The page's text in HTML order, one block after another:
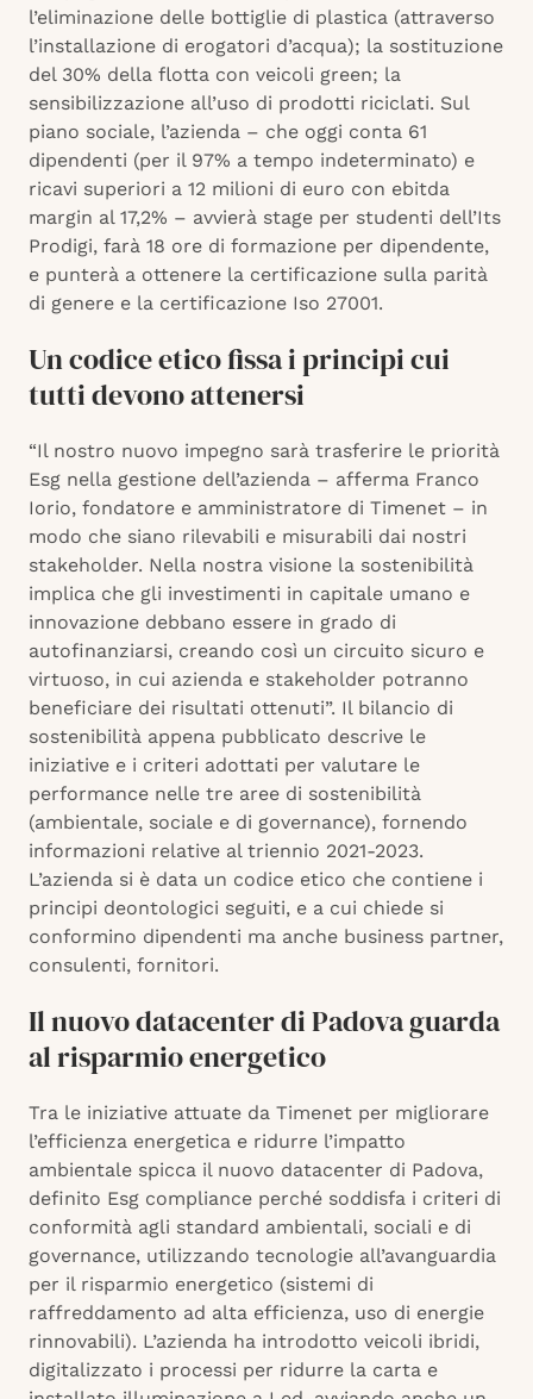
l’eliminazione delle bottiglie di plastica (attraverso
l’installazione di erogatori d’acqua); la sostituzione
del 30% della flotta con veicoli green; la
sensibilizzazione all’uso di prodotti riciclati. Sul
piano sociale, l’azienda – che oggi conta 61
dipendenti (per il 97% a tempo indeterminato) e
ricavi superiori a 12 milioni di euro con ebitda
margin al 17,2% – avvierà stage per studenti dell’Its
Prodigi, farà 18 ore di formazione per dipendente,
e punterà a ottenere la certificazione sulla parità
di genere e la certificazione Iso 27001.
Un codice etico fissa i principi cui
tutti devono attenersi
“Il nostro nuovo impegno sarà trasferire le priorità
Esg nella gestione dell’azienda – afferma Franco
Iorio, fondatore e amministratore di Timenet – in
modo che siano rilevabili e misurabili dai nostri
stakeholder. Nella nostra visione la sostenibilità
implica che gli investimenti in capitale umano e
innovazione debbano essere in grado di
autofinanziarsi, creando così un circuito sicuro e
virtuoso, in cui azienda e stakeholder potranno
beneficiare dei risultati ottenuti”. Il bilancio di
sostenibilità appena pubblicato descrive le
iniziative e i criteri adottati per valutare le
performance nelle tre aree di sostenibilità
(ambientale, sociale e di governance), fornendo
informazioni relative al triennio 2021-2023.
L’azienda si è data un codice etico che contiene i
principi deontologici seguiti, e a cui chiede si
conformino dipendenti ma anche business partner,
consulenti, fornitori.
Il nuovo datacenter di Padova guarda
al risparmio energetico
Tra le iniziative attuate da Timenet per migliorare
l’efficienza energetica e ridurre l’impatto
ambientale spicca il nuovo datacenter di Padova,
definito Esg compliance perché soddisfa i criteri di
conformità agli standard ambientali, sociali e di
governance, utilizzando tecnologie all’avanguardia
per il risparmio energetico (sistemi di
raffreddamento ad alta efficienza, uso di energie
rinnovabili). L’azienda ha introdotto veicoli ibridi,
digitalizzato i processi per ridurre la carta e